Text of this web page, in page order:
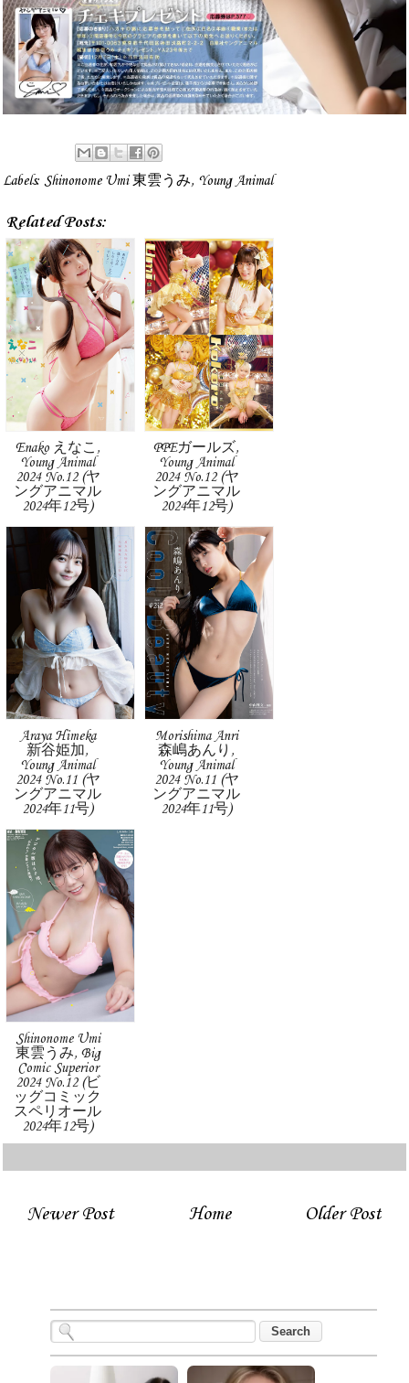
Labels: Shinonome Umi 東雲うみ, Young Animal
Related Posts:
Enako えなこ,
Young Animal
2024 No.12 (ヤ
ングアニマル
2024年12号)
PPEガールズ,
Young Animal
2024 No.12 (ヤ
ングアニマル
2024年12号)
Araya Himeka
新谷姫加,
Young Animal
2024 No.11 (ヤ
ングアニマル
2024年11号)
Morishima Anri
森嶋あんり,
Young Animal
2024 No.11 (ヤ
ングアニマル
2024年11号)
Shinonome Umi
東雲うみ, Big
Comic Superior
2024 No.12 (ビ
ッグコミック
スペリオール
2024年12号)
Newer Post Older Post
Home